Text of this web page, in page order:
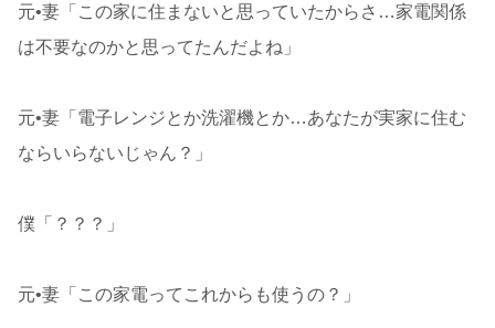
元•妻「この家に住まないと思っていたからさ…家電関係
は不要なのかと思ってたんだよね」
元•妻「電子レンジとか洗濯機とか…あなたが実家に住む
ならいらないじゃん？」
僕「？？？」
元•妻「この家電ってこれからも使うの？」